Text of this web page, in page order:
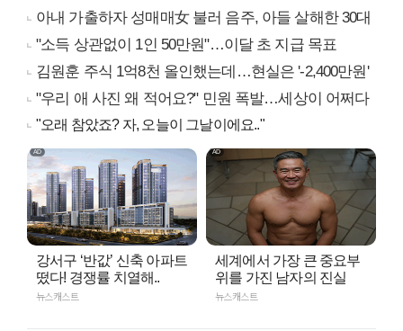
아내 가출하자 성매매女 불러 음주, 아들 살해한 30대
"소득 상관없이 1인 50만원"…이달 초 지급 목표
김원훈 주식 1억8천 올인했는데…현실은 '-2,400만원'
"우리 애 사진 왜 적어요?" 민원 폭발…세상이 어쩌다
"오래 참았죠? 자, 오늘이 그날이에요.."
강서구 ‘반값’ 신축 아파트
떴다! 경쟁률 치열해..
뉴스캐스트
세계에서 가장 큰 중요부
위를 가진 남자의 진실
뉴스캐스트